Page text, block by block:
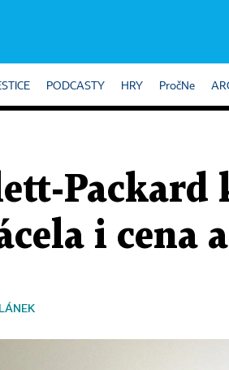
PODCASTY HRY PročNe
i cena